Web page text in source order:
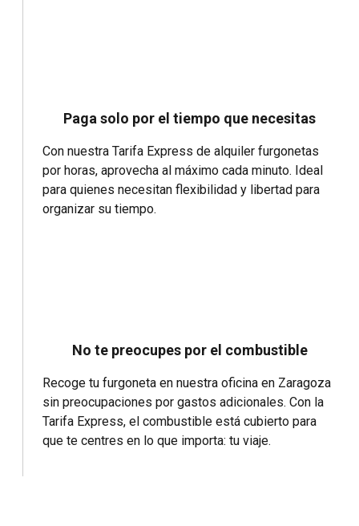
Paga solo por el tiempo que necesitas
Con nuestra Tarifa Express de alquiler furgonetas
por horas, aprovecha al máximo cada minuto. Ideal
para quienes necesitan flexibilidad y libertad para
organizar su tiempo.
No te preocupes por el combustible
Recoge tu furgoneta en nuestra oficina en Zaragoza
sin preocupaciones por gastos adicionales. Con la
Tarifa Express, el combustible está cubierto para
que te centres en lo que importa: tu viaje.